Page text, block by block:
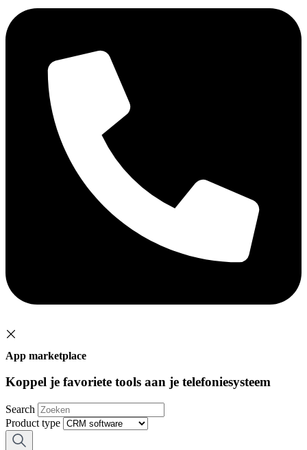
App marketplace
Koppel je favoriete tools aan je telefoniesysteem
Search
Product type